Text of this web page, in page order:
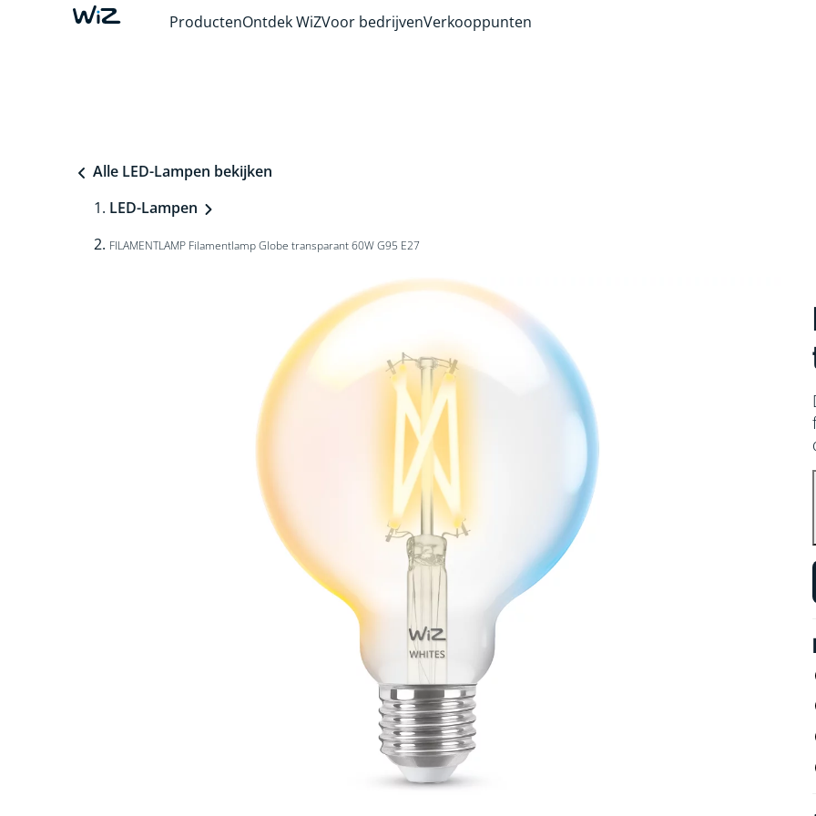
ProductenOntdek WiZVoor bedrijvenVerkooppunten
Alle LED-Lampen bekijken
LED-Lampen
FILAMENTLAMP Filamentlamp Globe transparant 60W G95 E27